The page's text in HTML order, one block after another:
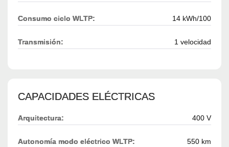
Consumo ciclo WLTP: 14 kWh/100
Transmisión: 1 velocidad
CAPACIDADES ELÉCTRICAS
Arquitectura: 400 V
Autonomía modo eléctrico WLTP: 550 km